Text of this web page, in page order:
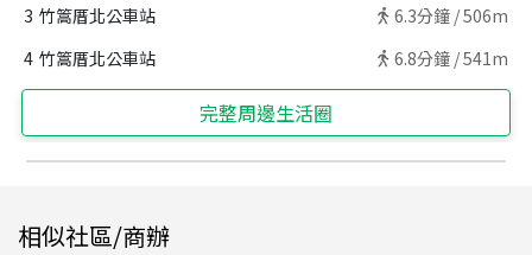
3 竹篙厝北公車站 6.3分鐘 /506m
4 竹篙厝北公車站 6.8分鐘 /541m
完整周邊生活圈
相似社區/商辦